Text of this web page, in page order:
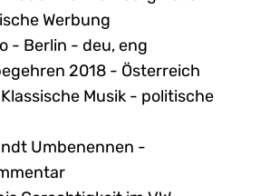
Werbung
- Berlin - deu, eng
2018 - Österreich
Musik - politische
Umbenennen -